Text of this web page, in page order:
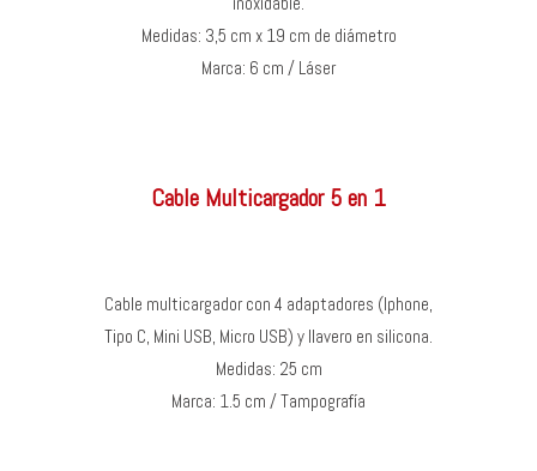
Medidas: 3,5 cm x 19 cm de diámetro
Marca: 6 cm / Láser
Cable Multicargador 5 en 1
Cable multicargador con 4 adaptadores (Iphone,
Tipo C, Mini USB, Micro USB) y llavero en silicona.
Medidas: 25 cm
Marca: 1.5 cm / Tampografía